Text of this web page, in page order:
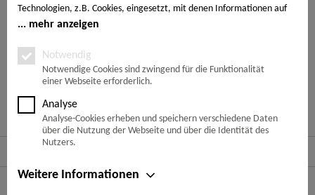
Technologien, z.B. Cookies, eingesetzt, mit denen Informationen auf
Ihrem Endgerät gespeichert und/oder von Ihrem Endgerät abgerufen
Notwendige Cookies, Analyse-, Marketing- und Statistik-Cookies. Bei
den notwendigen Cookies handelt es sich um solche, die technisch
notwendig sind, um den von Ihnen gewünschten Dienst
bereitzustellen, die übrigen Cookies werden nur auf Grund einer von
Ihnen erteilten Einwilligung gesetzt. Die Einwilligung ist freiwillig.
Personen, die das 16. Lebensjahr noch nicht vollendet haben,
benötigen die Zustimmung der Sorgeberechtigten. Sie können Ihre
Sie dazu lediglich den Cookie-Banner erneut auf und ändern Sie Ihre
mehr anzeigen
Notwendig
Notwendige Cookies sind zwingend für die Funktionalität
einer Webseite erforderlich.
Analyse
Analyse-Cookies erheben und speichern verschiedene Daten
über die Nutzung der Webseite und über die Identität des
Nutzers.
Weitere Informationen
Beschreibung
mehr
---
Ähnliche Artikel
Shop Service